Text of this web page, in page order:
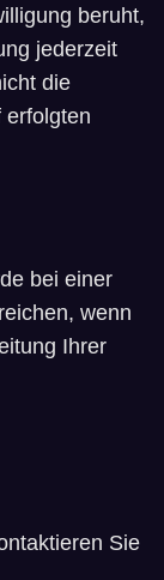
beruht,
jederzeit
die
erfolgten
bei einer
wenn
Ihrer
Sie